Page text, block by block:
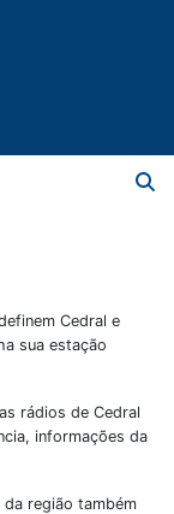
Cedral e
sua estação
rádios de Cedral
informações da
região também